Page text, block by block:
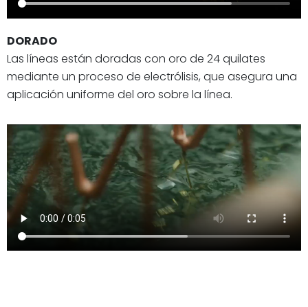
DORADO
Las líneas están doradas con oro de 24 quilates
mediante un proceso de electrólisis, que asegura una
aplicación uniforme del oro sobre la línea.